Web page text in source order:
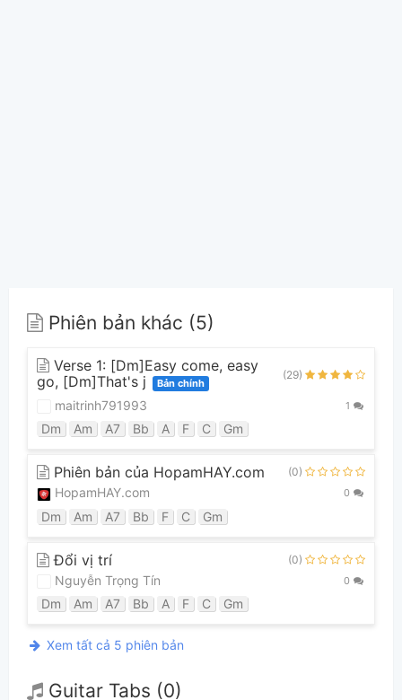
Phiên bản khác (5)
Verse 1: [Dm]Easy come, easy
go, [Dm]That's j
Bản chính
(29)
maitrinh791993 1
Dm Am A7 Bb A F C Gm
Phiên bản của HopamHAY.com (0)
HopamHAY.com 0
Dm Am A7 Bb F C Gm
Đổi vị trí (0)
Nguyễn Trọng Tín 0
Dm Am A7 Bb A F C Gm
Xem tất cả 5 phiên bản
Guitar Tabs (0)